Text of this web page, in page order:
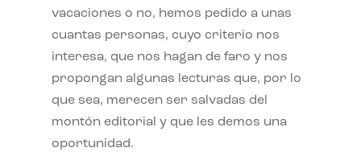
vacaciones o no, hemos pedido a unas
cuantas personas, cuyo criterio nos
interesa, que nos hagan de faro y nos
propongan algunas lecturas que, por lo
que sea, merecen ser salvadas del
montón editorial y que les demos una
oportunidad.